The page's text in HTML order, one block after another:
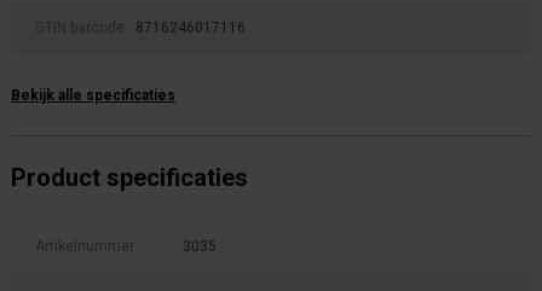
GTIN barcode: 8716246017116
Bekijk alle specificaties
Product specificaties
Artikelnummer 3035